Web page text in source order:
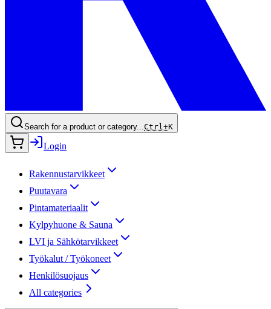
Search for a product or category...Ctrl+K
Login
Rakennustarvikkeet
Puutavara
Pintamateriaalit
Kylpyhuone & Sauna
LVI ja Sähkötarvikkeet
Työkalut / Työkoneet
Henkilösuojaus
All categories